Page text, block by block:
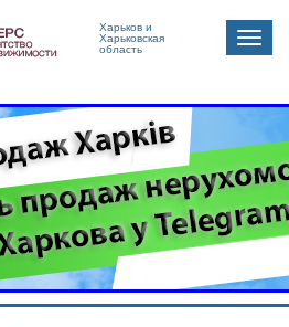
Харьков и
Харьковская
область
Toggle